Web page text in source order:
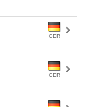
GER
GER